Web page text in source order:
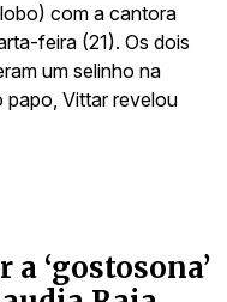
com a cantora
feira (21). Os dois
um selinho na
papo, Vittar revelou
a ‘gostosona’